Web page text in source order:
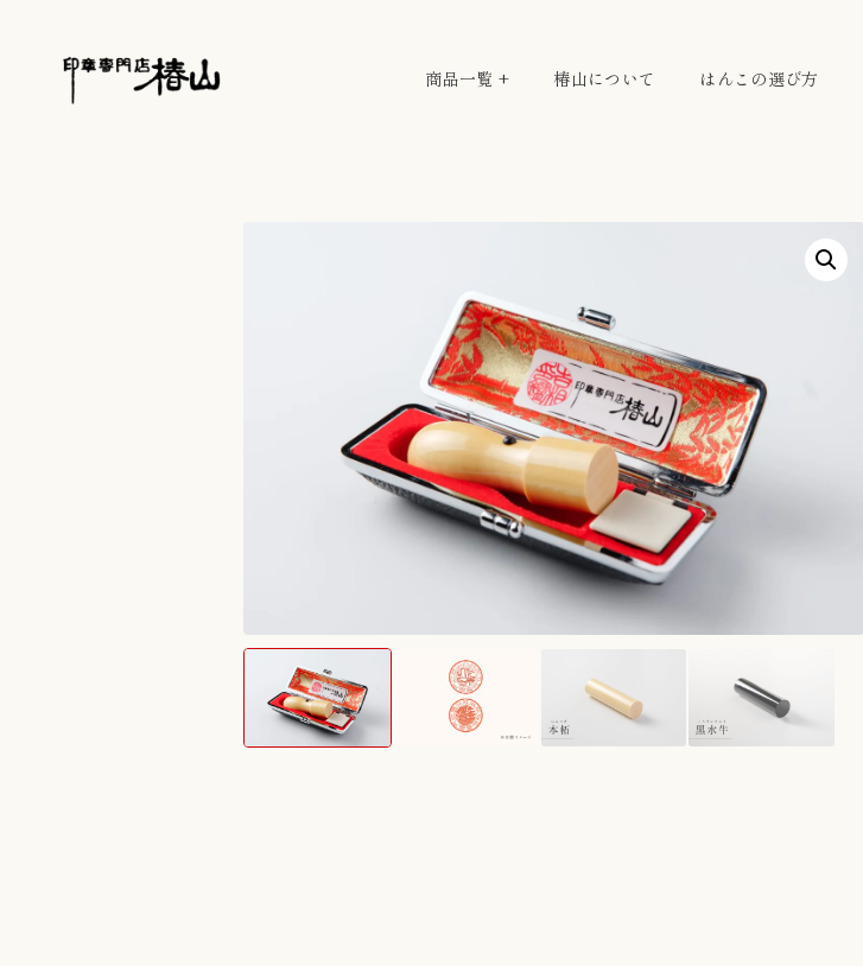
商品一覧 + 椿山について はんこの選び方